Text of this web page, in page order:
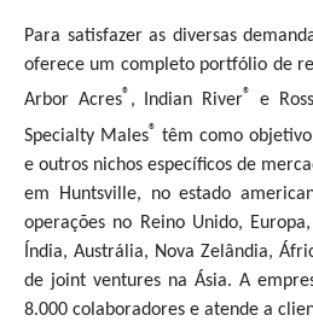
Para satisfazer as diversas
oferece um completo portfólio de
Arbor Acres® , Indian River® e Ross
Specialty Males® têm como
e outros nichos específicos de
em Huntsville, no estado
operações no Reino Unido,
Índia, Austrália, Nova Zelândia,
de joint ventures na Ásia. A
8.000 colaboradores e atende a